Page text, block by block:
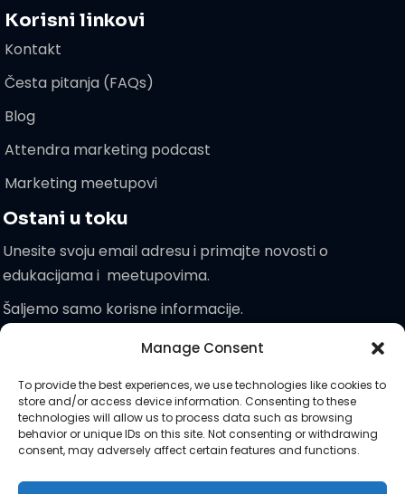
Manage Consent
To provide the best experiences, we use technologies like cookies to
store and/or access device information. Consenting to these
technologies will allow us to process data such as browsing
behavior or unique IDs on this site. Not consenting or withdrawing
consent, may adversely affect certain features and functions.
Korisni linkovi
Kontakt
Česta pitanja (FAQs)
Blog
Attendra marketing podcast
Marketing meetupovi
Ostani u toku
Unesite svoju email adresu i primajte novosti o
edukacijama i meetupovima.
Šaljemo samo korisne informacije.
nam se!
Zaprati nas na društvenim :)